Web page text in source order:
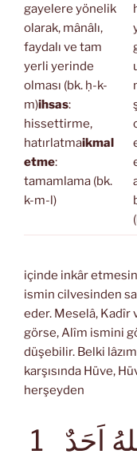
gayelere yönelik
olarak, mânâlı,
faydalı ve tam
yerli yerinde
olması (bk. ḥ-k-
m)ihsas:
hissettirme,
hatırlatmaikmal
etme:
tamamlama (bk.
k-m-l)
içinde inkâr
ismin cilvesinden
eder. Meselâ, Kadîr
görse, Alîm ismini
düşebilir. Belki
karşısında Hüve,
herşeyden
اَحَدٌ